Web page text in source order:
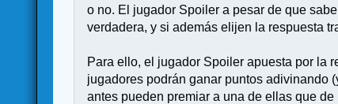
o no. El jugador Spoiler a pesar de que
verdadera, y si además elijen la respuesta
Para ello, el jugador Spoiler apuesta por la
jugadores podrán ganar puntos adivinando
antes pueden premiar a una de ellas que de